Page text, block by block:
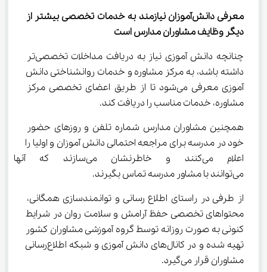
معرفی دانش‌آموزان نیازمند به خدمات تخصصی بیشتر از
دیگر وظایف مشاوران مدارس است
چنانچه دانش آموزی نیاز به دریافت مداخلات تخصصی‌تر
داشته باشد، به مرکز مشاوره و خدمات روانشناختی دانش
آموزی معرفی می‌شود تا از طریق اعضای تخصصی مرکز
مشاوره، خدمات مناسب را دریافت کند.
همچنین مشاوران مدارس شماره تلفن و روزهای حضور
خود در مدرسه برای مراجعه احتمالی دانش آموزان و اولیا را
اعلام می‌کنند و خاطرنشان
می‌توانند با مشاور مدرسه تماس بگیرند.
از طرفی در راستای اطلاع رسانی و توانمندسازی همگانی،
محتواهای تخصصی حفظ آرامش و سلامت روان در شرایط
کنونی به صورت روزانه توسط گروه آموزشی مشاوران کشور
تهیه شده و در کانال‌های دانش آموزی و شبکه اطلاع‌رسانی
مشاوران قرار می‌گیرد.